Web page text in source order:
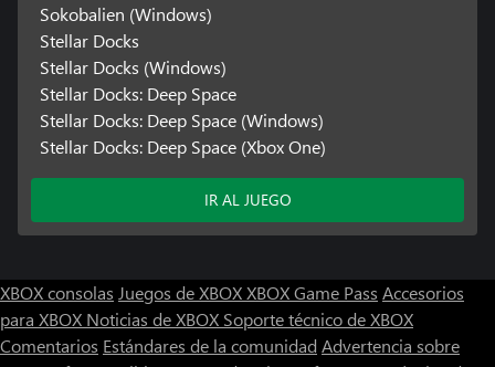
Sokobalien (Windows)
Stellar Docks
Stellar Docks (Windows)
Stellar Docks: Deep Space
Stellar Docks: Deep Space (Windows)
Stellar Docks: Deep Space (Xbox One)
IR AL JUEGO
XBOX consolas Juegos de XBOXXBOX Game Pass Accesorios
para XBOX Noticias de XBOX Soporte técnico de XBOX
Comentarios Estándares de la comunidad Advertencia sobre